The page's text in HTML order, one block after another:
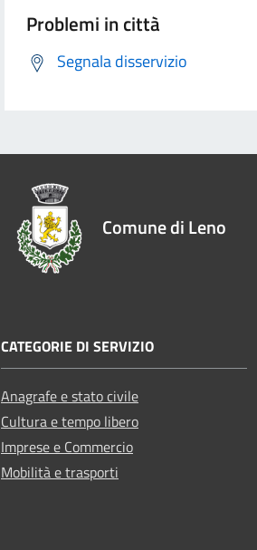
Problemi in città
Segnala disservizio
Comune di Leno
CATEGORIE DI SERVIZIO
Anagrafe e stato civile
Cultura e tempo libero
Imprese e Commercio
Mobilità e trasporti